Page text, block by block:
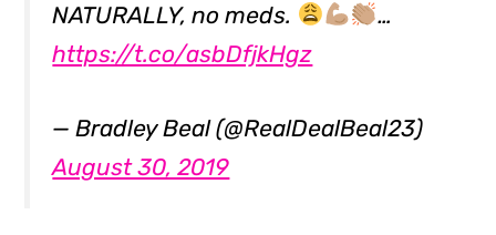
NATURALLY, no meds.
…
https://t.co/asbDfjkHgz
— Bradley Beal (@RealDealBeal23)
August 30, 2019